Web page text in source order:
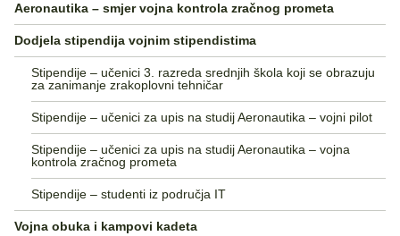
Aeronautika – smjer vojna kontrola zračnog prometa
Dodjela stipendija vojnim stipendistima
Stipendije – učenici 3. razreda srednjih škola koji se obrazuju
za zanimanje zrakoplovni tehničar
Stipendije – učenici za upis na studij Aeronautika – vojni pilot
Stipendije – učenici za upis na studij Aeronautika – vojna
kontrola zračnog prometa
Stipendije – studenti iz područja IT
Vojna obuka i kampovi kadeta